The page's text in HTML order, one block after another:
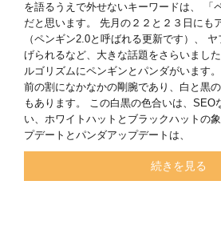
を語るうえで外せないキーワードは、 「
だと思います。 先月の２２と２３日にも
（ペンギン2.0と呼ばれる更新です）、
げられるなど、大きな話題をさらいまし
ルゴリズムにペンギンとパンダがいます
前の割になかなかの剛腕であり、白と黒
もあります。 この白黒の色合いは、SEO
い、ホワイトハットとブラックハットの
プデートとパンダアップデートは、
続きを見る